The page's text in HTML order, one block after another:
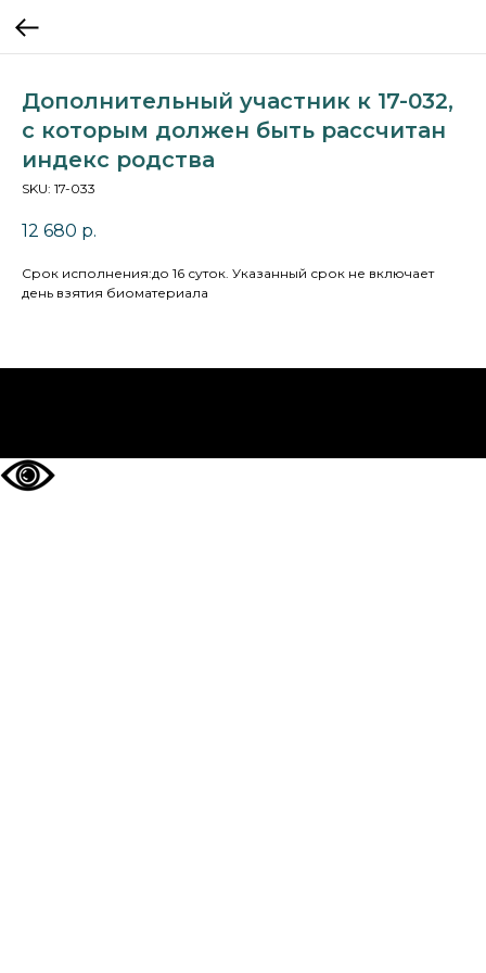
Дополнительный участник к 17-032,
с которым должен быть рассчитан
индекс родства
SKU: 17-033
12 680 р.
Cрок исполнения:до 16 суток. Указанный срок не включает
день взятия биоматериала